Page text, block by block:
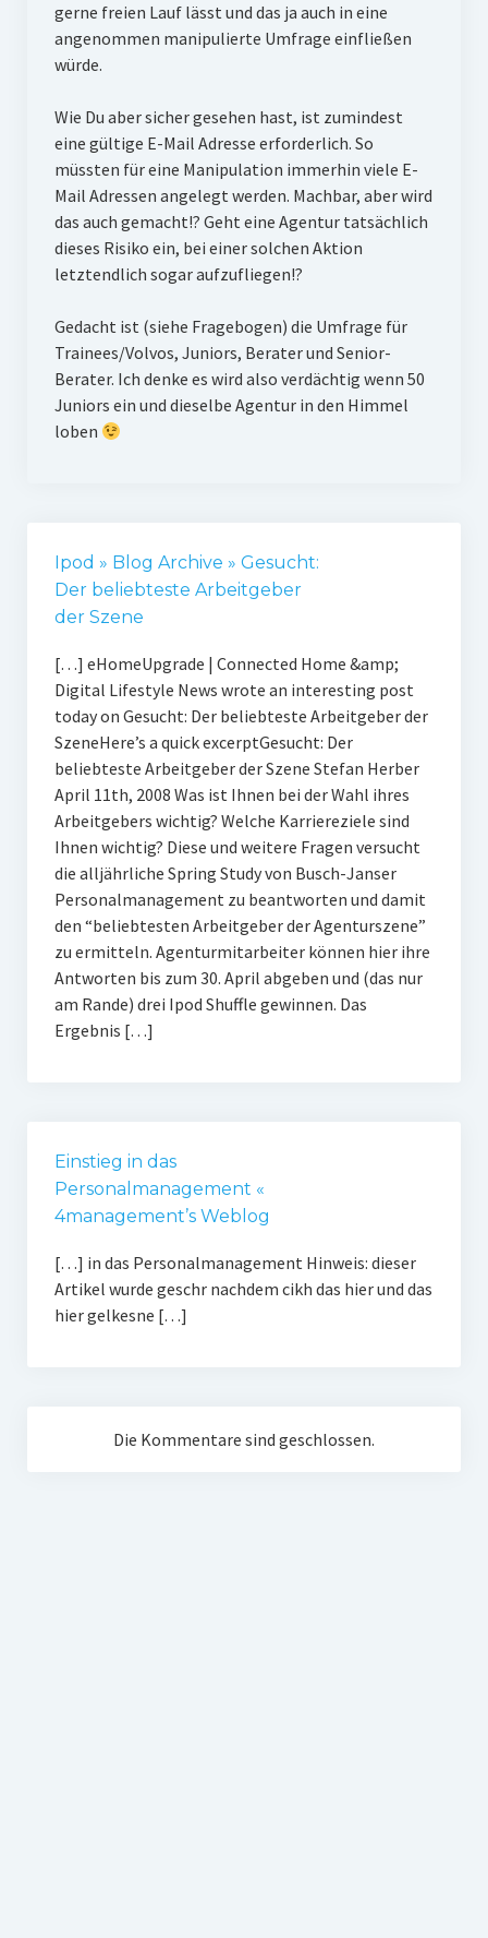
gerne freien Lauf lässt und das ja auch in eine
angenommen manipulierte Umfrage einfließen
würde.
Wie Du aber sicher gesehen hast, ist zumindest
eine gültige E-Mail Adresse erforderlich. So
müssten für eine Manipulation immerhin viele E-
Mail Adressen angelegt werden. Machbar, aber wird
das auch gemacht!? Geht eine Agentur tatsächlich
dieses Risiko ein, bei einer solchen Aktion
letztendlich sogar aufzufliegen!?
Gedacht ist (siehe Fragebogen) die Umfrage für
Trainees/Volvos, Juniors, Berater und Senior-
Berater. Ich denke es wird also verdächtig wenn 50
Juniors ein und dieselbe Agentur in den Himmel
loben
Ipod » Blog Archive » Gesucht:
Der beliebteste Arbeitgeber
der Szene
[…] eHomeUpgrade | Connected Home &amp;
Digital Lifestyle News wrote an interesting post
today on Gesucht: Der beliebteste Arbeitgeber der
SzeneHere’s a quick excerptGesucht: Der
beliebteste Arbeitgeber der Szene Stefan Herber
April 11th, 2008 Was ist Ihnen bei der Wahl ihres
Arbeitgebers wichtig? Welche Karriereziele sind
Ihnen wichtig? Diese und weitere Fragen versucht
die alljährliche Spring Study von Busch-Janser
Personalmanagement zu beantworten und damit
den “beliebtesten Arbeitgeber der Agenturszene”
zu ermitteln. Agenturmitarbeiter können hier ihre
Antworten bis zum 30. April abgeben und (das nur
am Rande) drei Ipod Shuffle gewinnen. Das
Ergebnis […]
Einstieg in das
Personalmanagement «
4management’s Weblog
[…] in das Personalmanagement Hinweis: dieser
Artikel wurde geschr nachdem cikh das hier und das
hier gelkesne […]
Die Kommentare sind geschlossen.